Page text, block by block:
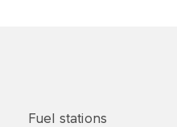
Fuel stations